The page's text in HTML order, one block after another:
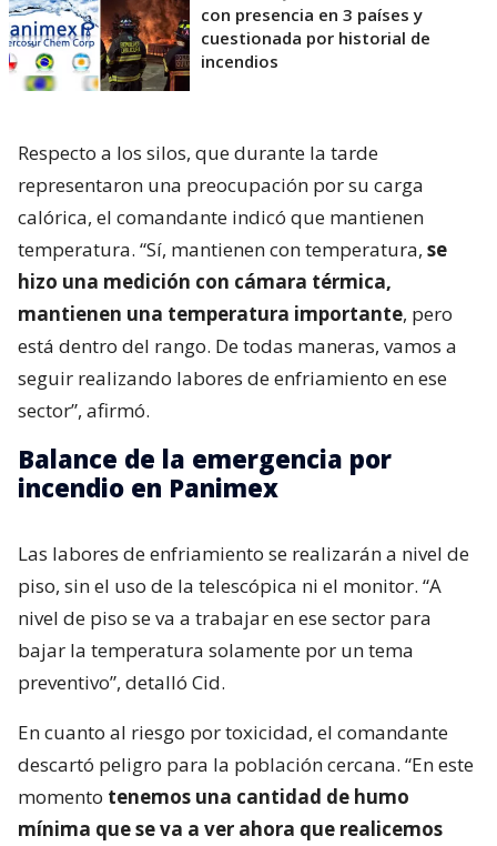
con presencia en 3 países y
cuestionada por historial de
incendios
Respecto a los silos, que durante la tarde
representaron una preocupación por su carga
calórica, el comandante indicó que mantienen
temperatura. “Sí, mantienen con temperatura, se
hizo una medición con cámara térmica,
mantienen una temperatura importante, pero
está dentro del rango. De todas maneras, vamos a
seguir realizando labores de enfriamiento en ese
sector”, afirmó.
Balance de la emergencia por
incendio en Panimex
Las labores de enfriamiento se realizarán a nivel de
piso, sin el uso de la telescópica ni el monitor. “A
nivel de piso se va a trabajar en ese sector para
bajar la temperatura solamente por un tema
preventivo”, detalló Cid.
En cuanto al riesgo por toxicidad, el comandante
descartó peligro para la población cercana. “En este
momento tenemos una cantidad de humo
mínima que se va a ver ahora que realicemos